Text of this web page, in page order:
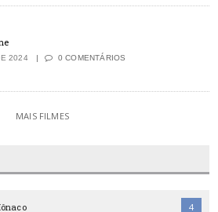
2024 0 COMENTÁRIOS
MAIS FILMES
4